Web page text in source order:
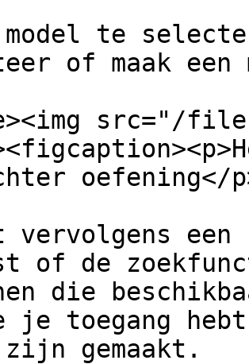
model te
of maak een
src="/files/
oefening</
vervolgens een
of de
die
je toegang
gemaakt.